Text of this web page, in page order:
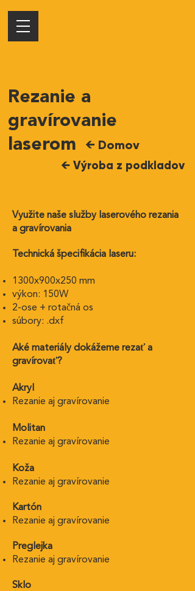
Rezanie a
gravírovanie
laserom
← Domov
← Výroba z podkladov
Využite naše služby laserového rezania
a gravírovania
Technická špecifikácia laseru:
1300x900x250 mm
výkon: 150W
2-ose + rotačná os
súbory: .dxf
Aké materiály dokážeme rezať a
gravírovať?
Akryl
Rezanie aj gravírovanie
Molitan
Rezanie aj gravírovanie
Koža
Rezanie aj gravírovanie
Kartón
Rezanie aj gravírovanie
Preglejka
Rezanie aj gravírovanie
Sklo